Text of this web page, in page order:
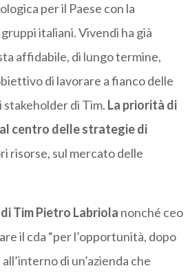
per il Paese con la
italiani. Vivendi ha già
affidabile, di lungo termine,
di lavorare a fianco delle
di Tim. La priorità di
centro delle strategie di
risorse, sul mercato delle
Tim Pietro Labriola nonché ceo
il cda “per l’opportunità, dopo
di un’azienda che